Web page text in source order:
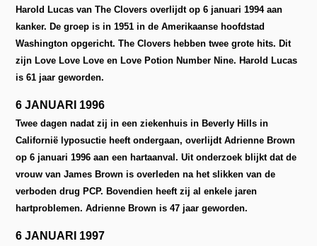
Harold Lucas van The Clovers overlijdt op 6 januari 1994 aan
kanker. De groep is in 1951 in de Amerikaanse hoofdstad
Washington opgericht. The Clovers hebben twee grote hits. Dit
zijn Love Love Love en Love Potion Number Nine. Harold Lucas
is 61 jaar geworden.
6 JANUARI 1996
Twee dagen nadat zij in een ziekenhuis in Beverly Hills in
Californië lyposuctie heeft ondergaan, overlijdt Adrienne Brown
op 6 januari 1996 aan een hartaanval. Uit onderzoek blijkt dat de
vrouw van James Brown is overleden na het slikken van de
verboden drug PCP. Bovendien heeft zij al enkele jaren
hartproblemen. Adrienne Brown is 47 jaar geworden.
6 JANUARI 1997